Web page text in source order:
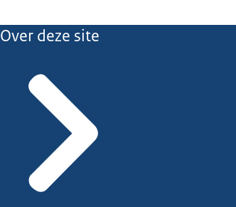
Over deze site